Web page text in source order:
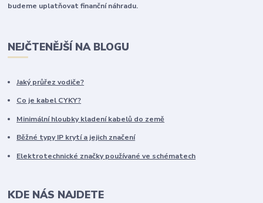
budeme uplatňovat finanční náhradu.
NEJČTENĚJŠÍ NA BLOGU
Jaký průřez vodiče?
Co je kabel CYKY?
Minimální hloubky kladení kabelů do země
Běžné typy IP krytí a jejich značení
Elektrotechnické značky používané ve schématech
KDE NÁS NAJDETE